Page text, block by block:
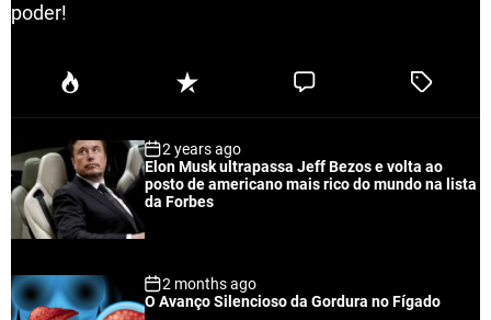
poder!
P
u
a
r
R
e
n
t
C
e
T
e
2 years ago
Elon Musk ultrapassa Jeff Bezos e volta ao
posto de americano mais rico do mundo na lista
da Forbes
2 months ago
O Avanço Silencioso da Gordura no Fígado